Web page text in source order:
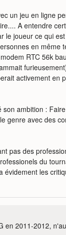
un jeu en ligne
A entendre
le joueur ce qui
en même
RTC 56k
activement en
ambition :
genre avec des
pas des
du
évidement les
en 2011-2012,